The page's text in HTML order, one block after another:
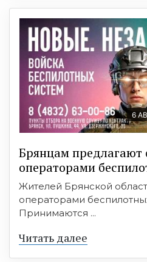
6
Брянцам предлагают
оперaтoрами
Жителей Брянской
операторами
Принимаются ...
Читать далее